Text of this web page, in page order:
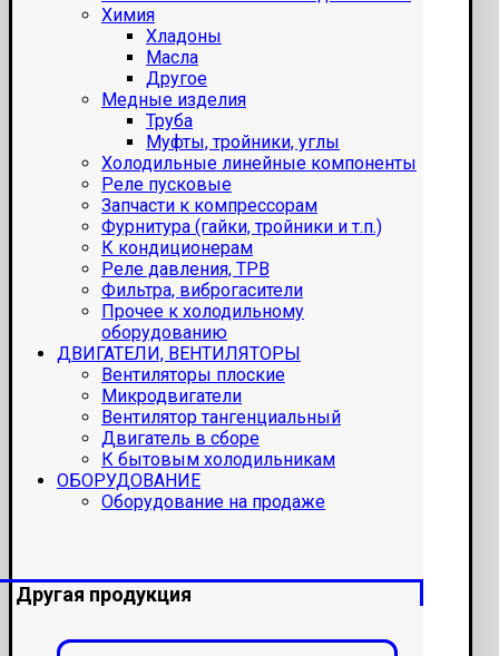
Химия
Хладоны
Масла
Другое
Медные изделия
Труба
Муфты, тройники, углы
Холодильные линейные компоненты
Реле пусковые
Запчасти к компрессорам
Фурнитура (гайки, тройники и т.п.)
К кондиционерам
Реле давления, ТРВ
Фильтра, виброгасители
Прочее к холодильному
оборудованию
ДВИГАТЕЛИ, ВЕНТИЛЯТОРЫ
Вентиляторы плоские
Микродвигатели
Вентилятор тангенциальный
Двигатель в сборе
К бытовым холодильникам
ОБОРУДОВАНИЕ
Оборудование на продаже
Другая продукция